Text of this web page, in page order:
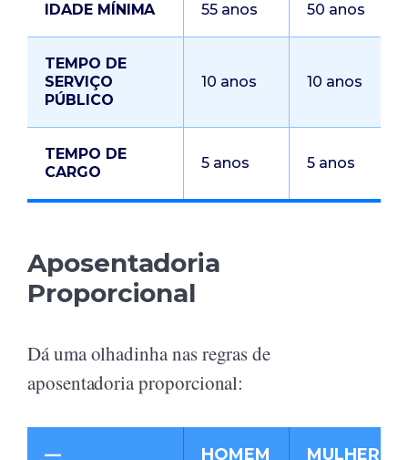
IDADE MÍNIMA 55 anos 50 anos
TEMPO DE
SERVIÇO
PÚBLICO
10 anos 10 anos
TEMPO DE
CARGO
5 anos 5 anos
Aposentadoria
Proporcional
Dá uma olhadinha nas regras de
aposentadoria proporcional:
— HOMEM MULHER